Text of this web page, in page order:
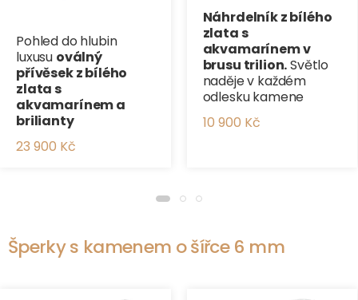
Pohled do hlubin
luxusu oválný
přívěsek z bílého
zlata s
akvamarínem a
brilianty
23 900 Kč
Náhrdelník z bílého
zlata s
akvamarínem v
brusu trilion.Světlo
naděje v každém
odlesku kamene
10 900 Kč
Šperky s kamenem o šířce 6 mm